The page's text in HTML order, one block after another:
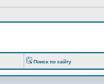
Поиск по сайту